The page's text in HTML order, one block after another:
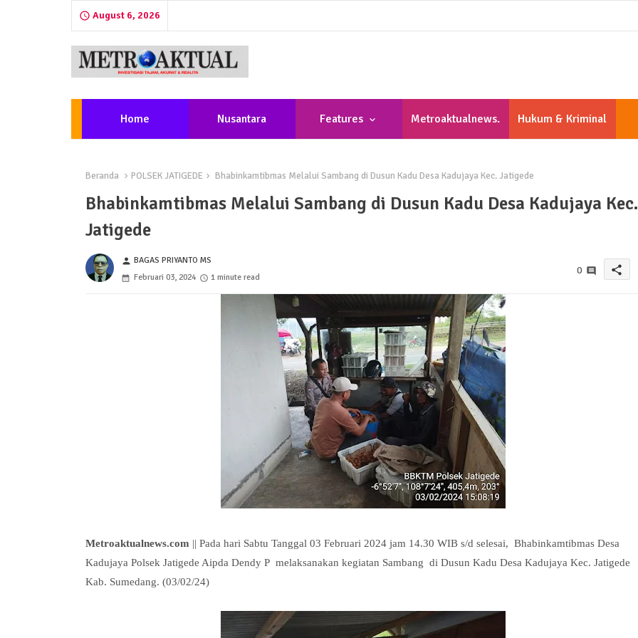
August 6, 2026
Home Nusantara Features Metroaktualnews. Hukum & Kriminal
Beranda POLSEK JATIGEDE Bhabinkamtibmas Melalui Sambang di Dusun Kadu Desa Kadujaya Kec. Jatigede
Bhabinkamtibmas Melalui Sambang di Dusun Kadu Desa Kadujaya Kec.
Jatigede
person BAGAS PRIYANTO MS
Februari 03, 2024
1 minute read
0 share
Metroaktualnews.com || Pada hari Sabtu Tanggal 03 Februari 2024 jam 14.30 WIB s/d selesai, Bhabinkamtibmas Desa
Kadujaya Polsek Jatigede Aipda Dendy P melaksanakan kegiatan Sambang di Dusun Kadu Desa Kadujaya Kec. Jatigede
Kab. Sumedang. (03/02/24)